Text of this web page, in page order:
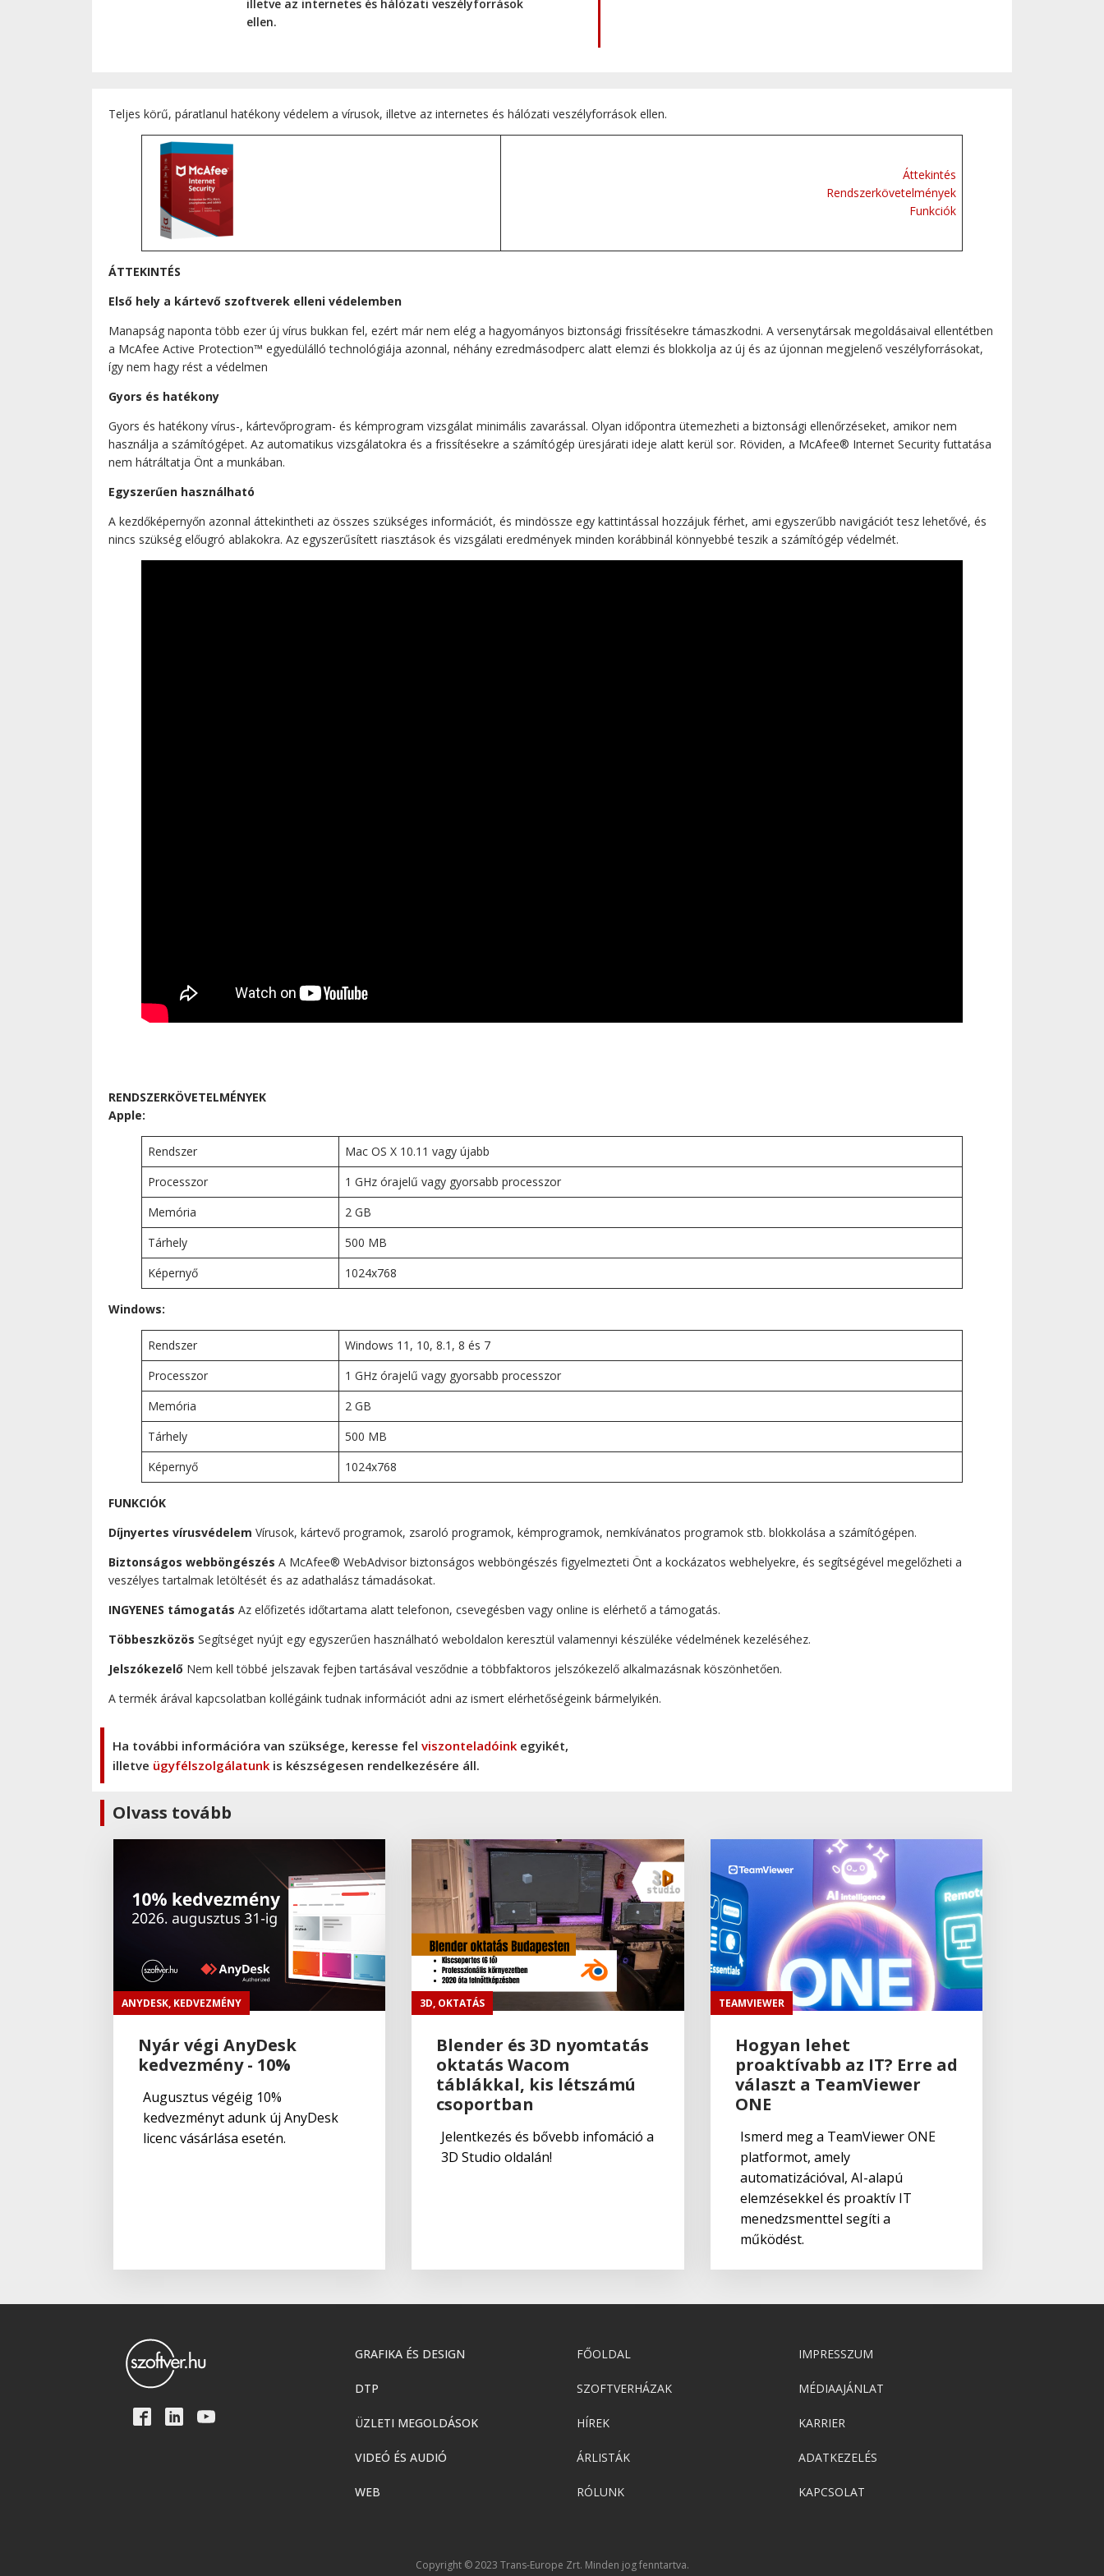
illetve az internetes és hálózati veszélyforrások
ellen.
Teljes körű, páratlanul hatékony védelem a vírusok, illetve az internetes és hálózati veszélyforrások ellen.
Áttekintés
Rendszerkövetelmények
Funkciók
ÁTTEKINTÉS
Első hely a kártevő szoftverek elleni védelemben
Manapság naponta több ezer új vírus bukkan fel, ezért már nem elég a hagyományos biztonsági frissítésekre támaszkodni. A versenytársak megoldásaival ellentétben
a McAfee Active Protection™ egyedülálló technológiája azonnal, néhány ezredmásodperc alatt elemzi és blokkolja az új és az újonnan megjelenő veszélyforrásokat,
így nem hagy rést a védelmen
Gyors és hatékony
Gyors és hatékony vírus-, kártevőprogram- és kémprogram vizsgálat minimális zavarással. Olyan időpontra ütemezheti a biztonsági ellenőrzéseket, amikor nem
használja a számítógépet. Az automatikus vizsgálatokra és a frissítésekre a számítógép üresjárati ideje alatt kerül sor. Röviden, a McAfee® Internet Security futtatása
nem hátráltatja Önt a munkában.
Egyszerűen használható
A kezdőképernyőn azonnal áttekintheti az összes szükséges információt, és mindössze egy kattintással hozzájuk férhet, ami egyszerűbb navigációt tesz lehetővé, és
nincs szükség előugró ablakokra. Az egyszerűsített riasztások és vizsgálati eredmények minden korábbinál könnyebbé teszik a számítógép védelmét.
RENDSZERKÖVETELMÉNYEK
Apple:
Rendszer
Mac OS X 10.11 vagy újabb
Processzor
1 GHz órajelű vagy gyorsabb processzor
Memória
2 GB
Tárhely
500 MB
Képernyő
1024x768
Windows:
Rendszer
Windows 11, 10, 8.1, 8 és 7
Processzor
1 GHz órajelű vagy gyorsabb processzor
Memória
2 GB
Tárhely
500 MB
Képernyő
1024x768
FUNKCIÓK
Díjnyertes vírusvédelem Vírusok, kártevő programok, zsaroló programok, kémprogramok, nemkívánatos programok stb. blokkolása a számítógépen.
Biztonságos webböngészés A McAfee® WebAdvisor biztonságos webböngészés figyelmezteti Önt a kockázatos webhelyekre, és segítségével megelőzheti a
veszélyes tartalmak letöltését és az adathalász támadásokat.
INGYENES támogatás Az előfizetés időtartama alatt telefonon, csevegésben vagy online is elérhető a támogatás.
Többeszközös Segítséget nyújt egy egyszerűen használható weboldalon keresztül valamennyi készüléke védelmének kezeléséhez.
Jelszókezelő Nem kell többé jelszavak fejben tartásával vesződnie a többfaktoros jelszókezelő alkalmazásnak köszönhetően.
A termék árával kapcsolatban kollégáink tudnak információt adni az ismert elérhetőségeink bármelyikén.
Ha további információra van szüksége, keresse fel viszonteladóink egyikét,
illetve ügyfélszolgálatunk is készségesen rendelkezésére áll.
Olvass tovább
ANYDESK, KEDVEZMÉNY
Nyár végi AnyDesk
kedvezmény - 10%
Augusztus végéig 10%
kedvezményt adunk új AnyDesk
licenc vásárlása esetén.
3D, OKTATÁS
Blender és 3D nyomtatás
oktatás Wacom
táblákkal, kis létszámú
csoportban
Jelentkezés és bővebb infomáció a
3D Studio oldalán!
TEAMVIEWER
Hogyan lehet
proaktívabb az IT? Erre ad
választ a TeamViewer
ONE
Ismerd meg a TeamViewer ONE
platformot, amely
automatizációval, AI-alapú
elemzésekkel és proaktív IT
menedzsmenttel segíti a
működést.
GRAFIKA ÉS DESIGN
DTP
ÜZLETI MEGOLDÁSOK
VIDEÓ ÉS AUDIÓ
WEB
FŐOLDAL
SZOFTVERHÁZAK
HÍREK
ÁRLISTÁK
RÓLUNK
IMPRESSZUM
MÉDIAAJÁNLAT
KARRIER
ADATKEZELÉS
KAPCSOLAT
Copyright © 2023 Trans-Europe Zrt. Minden jog fenntartva.